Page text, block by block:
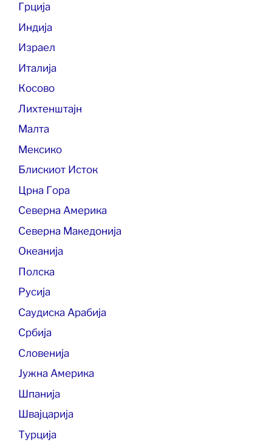
Грција
Индија
Израел
Италија
Косово
Лихтенштајн
Малта
Мексико
Блискиот Исток
Црна Гора
Северна Америка
Северна Македонија
Океанија
Полска
Русија
Саудиска Арабија
Србија
Словенија
Јужна Америка
Шпанија
Швајцарија
Турција